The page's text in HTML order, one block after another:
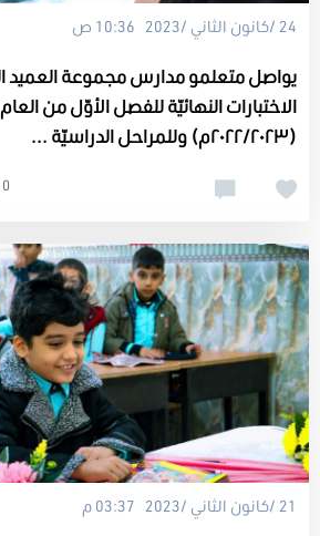
24 /كانون الثاني /2023 10:36 ص
يواصل متعلمو مدارس مجموعة العميد
الاختبارات النهائيّة للفصل الأوّل من
(٢٠٢٢/٢٠٢٣م) وللمراحل الدراسيّة ...
0 إعجاب
21 /كانون الثاني /2023 03:37 م